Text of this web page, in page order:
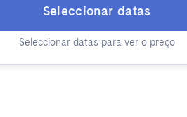
Seleccionar datas
Seleccionar datas para ver o preço